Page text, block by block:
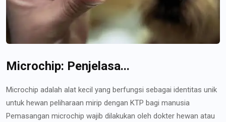
Microchip: Penjelasa...
Microchip adalah alat kecil yang berfungsi sebagai identitas unik
untuk hewan peliharaan mirip dengan KTP bagi manusia
Pemasangan microchip wajib dilakukan oleh dokter hewan atau